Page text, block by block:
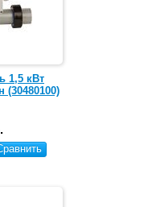
1,5 кВт
(30480100)